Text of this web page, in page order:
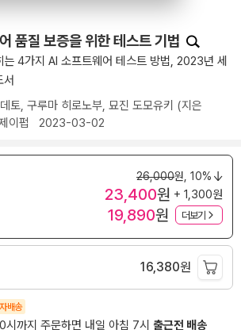
품질 보증을 위한 테스트 기법
는 4가지 AI 소프트웨어 테스트 방법, 2023년 세
서
토, 구루마 히로노부, 묘진 도모유키 (지은
이펍 2023-03-02
26,000원, 10%
23,400원 + 1,300원
19,890원 더보기
16,380원
배송
시까지 주문하면 내일 아침 7시 출근전 배송